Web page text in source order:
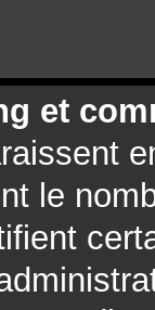
et
le